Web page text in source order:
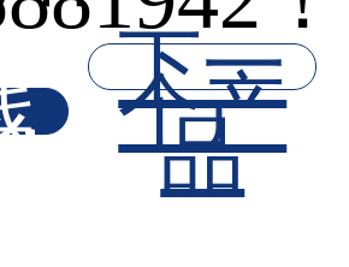
下一
个产
品